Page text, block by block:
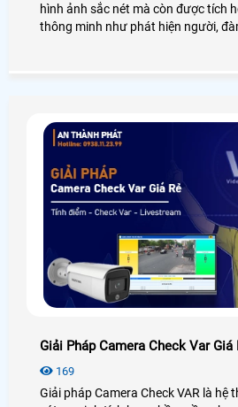
hình ảnh sắc nét mà còn được tích
thông minh như phát hiện người,
Giải Pháp Camera Check Var Giá
169
Giải pháp Camera Check VAR là hệ